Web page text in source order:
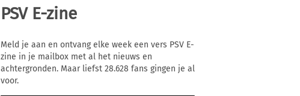
PSV E-zine
Meld je aan en ontvang elke week een vers PSV E-
zine in je mailbox met al het nieuws en
achtergronden. Maar liefst 28.628 fans gingen je al
voor.